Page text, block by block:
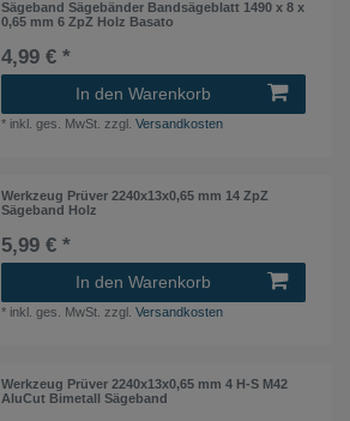
Sägeband Sägebänder Bandsägeblatt 1490 x 8 x
0,65 mm 6 ZpZ Holz Basato
4,99 € *
In den Warenkorb
* inkl. ges. MwSt. zzgl.Versandkosten
Werkzeug Prüver 2240x13x0,65 mm 14 ZpZ
Sägeband Holz
5,99 € *
In den Warenkorb
* inkl. ges. MwSt. zzgl.Versandkosten
Werkzeug Prüver 2240x13x0,65 mm 4 H-S M42
AluCut Bimetall Sägeband